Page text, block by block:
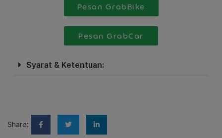
Pesan GrabBike
Pesan GrabCar
Syarat & Ketentuan:
Share: